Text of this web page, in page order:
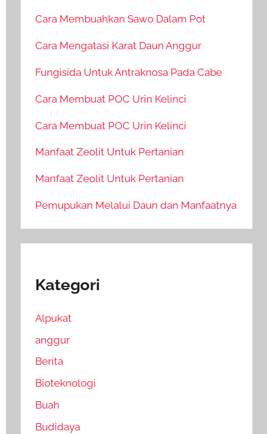
Cara Membuahkan Sawo Dalam Pot
Cara Mengatasi Karat Daun Anggur
Fungisida Untuk Antraknosa Pada Cabe
Cara Membuat POC Urin Kelinci
Cara Membuat POC Urin Kelinci
Manfaat Zeolit Untuk Pertanian
Manfaat Zeolit Untuk Pertanian
Pemupukan Melalui Daun dan Manfaatnya
Kategori
Alpukat
anggur
Berita
Bioteknologi
Buah
Budidaya